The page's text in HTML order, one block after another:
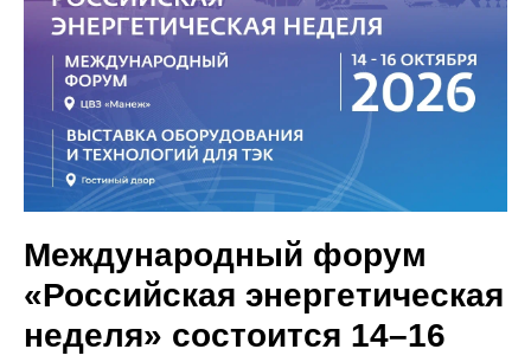
Международный форум
«Российская энергетическая
неделя» состоится 14–16